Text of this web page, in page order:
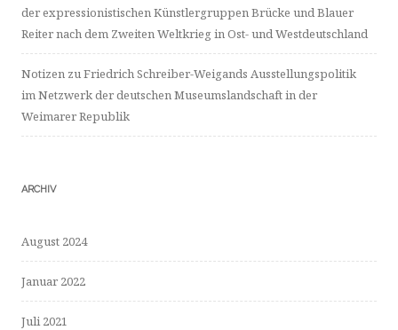
der expressionistischen Künstlergruppen Brücke und Blauer
Reiter nach dem Zweiten Weltkrieg in Ost- und Westdeutschland
Notizen zu Friedrich Schreiber-Weigands Ausstellungspolitik
im Netzwerk der deutschen Museumslandschaft in der
Weimarer Republik
ARCHIV
August 2024
Januar 2022
Juli 2021